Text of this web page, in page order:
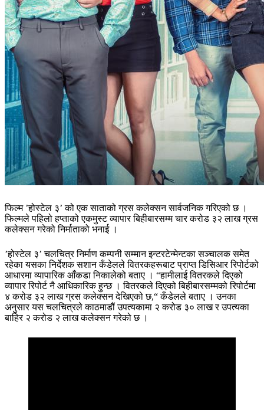
फिल्म ’होस्टेल ३’ को एक साताको ग्रस कलेक्सन सार्वजनिक गरिएको छ ।
फिल्मले पहिलो हप्ताको एकमुस्ट व्यापार बिहीबारसम्म चार करोड ३२ लाख ग्रस
कलेक्सन गरेको निर्माताको भनाई ।
’होस्टेल ३’ चलचित्र निर्माण कम्पनी सम्मान इन्टरटेन्मेन्टका सञ्चालक समेत
रहेका यसका निर्देशक सशान कँडेलले वितरकहरूबाट प्राप्त डिसिआर रिपोर्टको
आधारमा व्यापारिक आँकडा निकालेको बताए । “हामीलाई वितरकले दिएको
व्यापार रिपोर्ट नै आधिकारिक हुन्छ । वितरकले दिएको बिहीबारसम्मको रिपोर्टमा
४ करोड ३२ लाख ग्रस कलेक्सन देखिएको छ,“ कँडेलले बताए । उनका
अनुसार यस चलचित्रले काठमाडौं उपत्यकामा २ करोड ३० लाख र उपत्यका
बाहिर २ करोड २ लाख कलेक्सन गरेको छ ।